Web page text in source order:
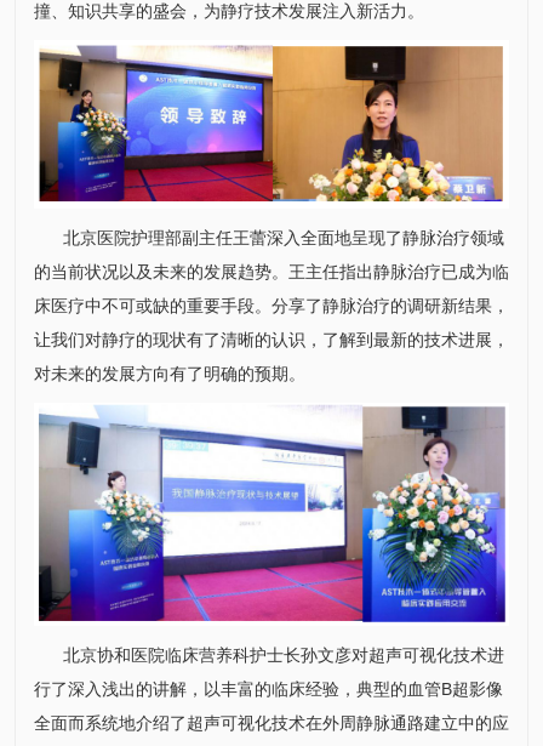
撞、知识共享的盛会，为静疗技术发展注入新活力。
北京医院护理部副主任王蕾深入全面地呈现了静脉治疗领域
的当前状况以及未来的发展趋势。王主任指出静脉治疗已成为临
床医疗中不可或缺的重要手段。分享了静脉治疗的调研新结果，
让我们对静疗的现状有了清晰的认识，了解到最新的技术进展，
对未来的发展方向有了明确的预期。
北京协和医院临床营养科护士长孙文彦对超声可视化技术进
行了深入浅出的讲解，以丰富的临床经验，典型的血管B超影像
全面而系统地介绍了超声可视化技术在外周静脉通路建立中的应